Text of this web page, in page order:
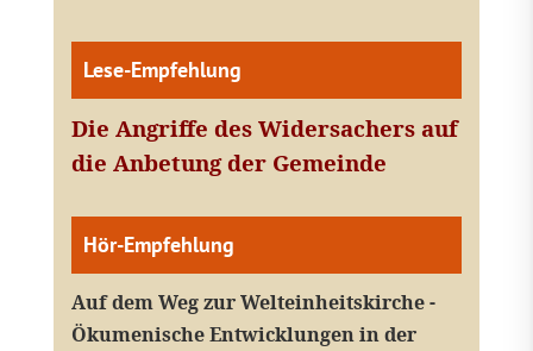
Lese-Empfehlung
Die Angriffe des Widersachers auf
die Anbetung der Gemeinde
Hör-Empfehlung
Auf dem Weg zur Welteinheitskirche -
Ökumenische Entwicklungen in der